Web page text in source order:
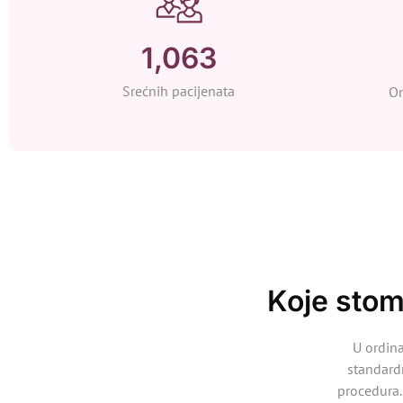
1,452
Srećnih pacijenata
Koje
U